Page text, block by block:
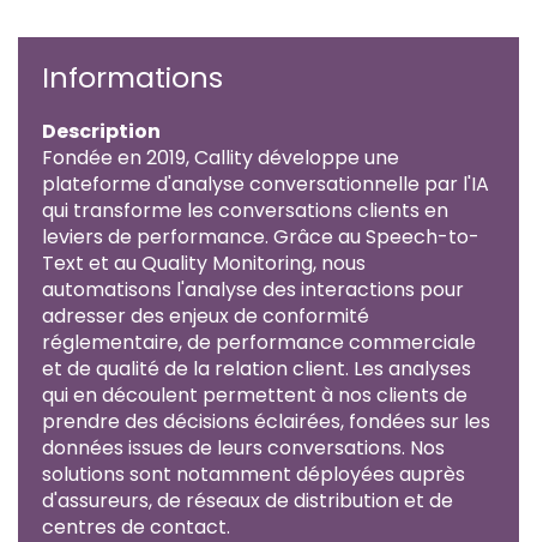
Informations
Description
Fondée en 2019, Callity développe une
plateforme d'analyse conversationnelle par l'IA
qui transforme les conversations clients en
leviers de performance. Grâce au Speech-to-
Text et au Quality Monitoring, nous
automatisons l'analyse des interactions pour
adresser des enjeux de conformité
réglementaire, de performance commerciale
et de qualité de la relation client. Les analyses
qui en découlent permettent à nos clients de
prendre des décisions éclairées, fondées sur les
données issues de leurs conversations. Nos
solutions sont notamment déployées auprès
d'assureurs, de réseaux de distribution et de
centres de contact.